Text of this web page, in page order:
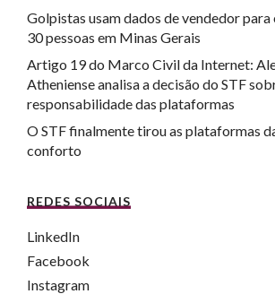
Golpistas usam dados de vendedor para
30 pessoas em Minas Gerais
Artigo 19 do Marco Civil da Internet:
Atheniense analisa a decisão do STF
responsabilidade das plataformas
O STF finalmente tirou as plataformas
conforto
REDES SOCIAIS
LinkedIn
Facebook
Instagram